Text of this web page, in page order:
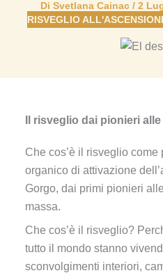
Di Svetlana Cainac / 2
RISVEGLIO
Il risveglio dai pionieri
Che cos’è il risveglio
organico di attivazione
Gorgo, dai primi pionieri
massa.
Che cos’è il risveglio?
tutto il mondo stanno
sconvolgimenti interiori,